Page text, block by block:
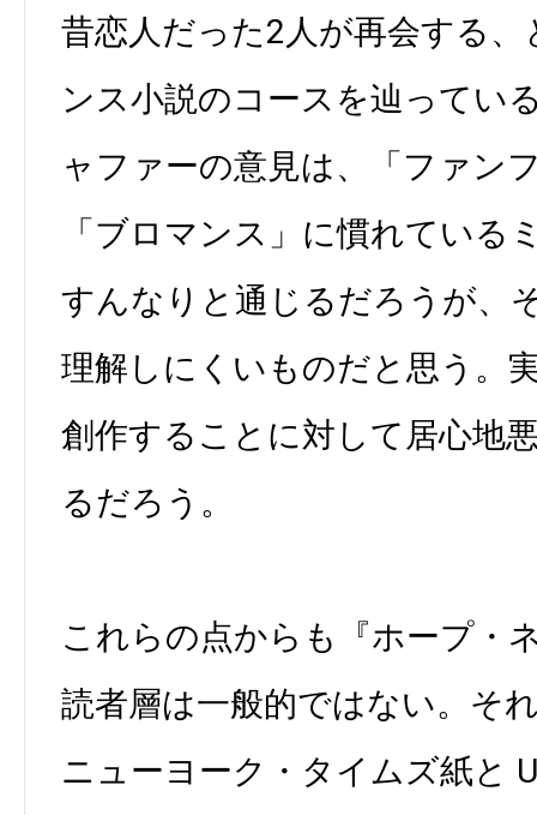
昔恋人だった2人が再会する
ンス小説のコースを辿ってい
ャファーの意見は、「ファン
「ブロマンス」に慣れている
すんなりと通じるだろうが、
理解しにくいものだと思う。
創作することに対して居心地
るだろう。
これらの点からも『ホープ・
読者層は一般的ではない。そ
ニューヨーク・タイムズ紙と